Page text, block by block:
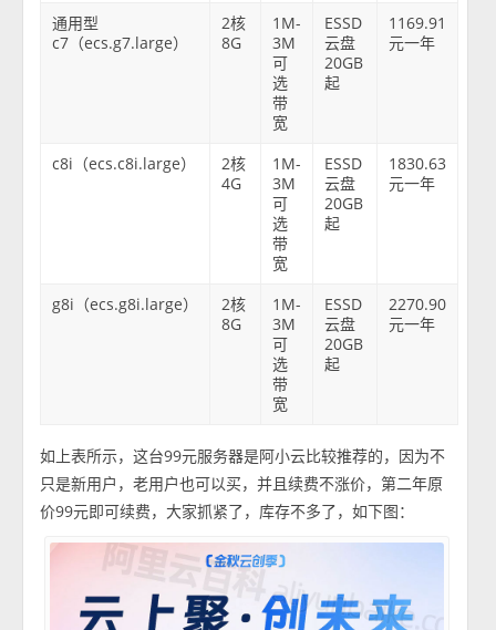
通用型
c7（ecs.g7.large）
2核
8G
1M-
3M
可
选
带
宽
ESSD
云盘
20GB
起
1169.91
元一年
c8i（ecs.c8i.large）
2核
4G
1M-
3M
可
选
带
宽
ESSD
云盘
20GB
起
1830.63
元一年
g8i（ecs.g8i.large）
2核
8G
1M-
3M
可
选
带
宽
ESSD
云盘
20GB
起
2270.90
元一年
如上表所示，这台99元服务器是阿小云比较推荐的，因为不
只是新用户，老用户也可以买，并且续费不涨价，第二年原
价99元即可续费，大家抓紧了，库存不多了，如下图：